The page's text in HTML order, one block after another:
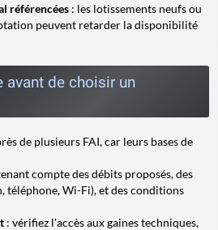
référencées : les lotissements neufs ou
peuvent retarder la disponibilité
avant de choisir un
de plusieurs FAI, car leurs bases de
compte des débits proposés, des
téléphone, Wi-Fi), et des conditions
: vérifiez l'accès aux gaines techniques,